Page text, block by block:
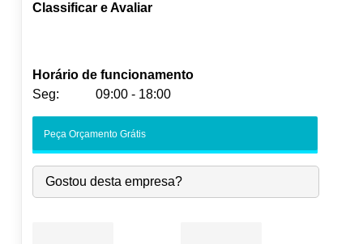
Classificar e Avaliar
Horário de funcionamento
Seg:
09:00 - 18:00
-
Qua:
09:00-18:00
Qui:
09:00-18:00
Peça Orçamento Grátis
Gostou desta empresa?